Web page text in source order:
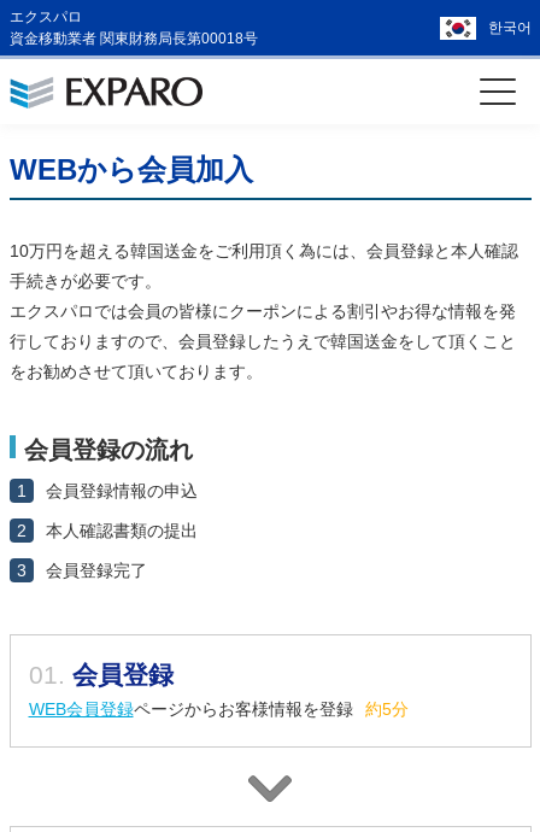
エクスパロ
資金移動業者 関東財務局長第00018号
한국어
WEBから会員加入
10万円を超える韓国送金をご利用頂く為には、会員登録と本人確認
手続きが必要です。
エクスパロでは会員の皆様にクーポンによる割引やお得な情報を発
行しておりますので、会員登録したうえで韓国送金をして頂くこと
をお勧めさせて頂いております。
会員登録の流れ
1 会員登録情報の申込
2 本人確認書類の提出
3 会員登録完了
01. 会員登録
WEB会員登録ページからお客様情報を登録 約5分